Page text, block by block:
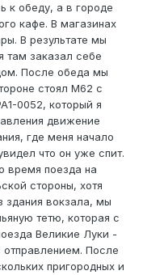
к обеду, а в городе
кафе. В магазинах
В результате мы
там заказал себе
После обеда мы
стоял М62 с
0052, который я
движение
где меня начало
что он уже спит.
время поезда на
стороны, хотя
здания вокзала, мы
тетю, которая с
Великие Луки -
После
пригородных и